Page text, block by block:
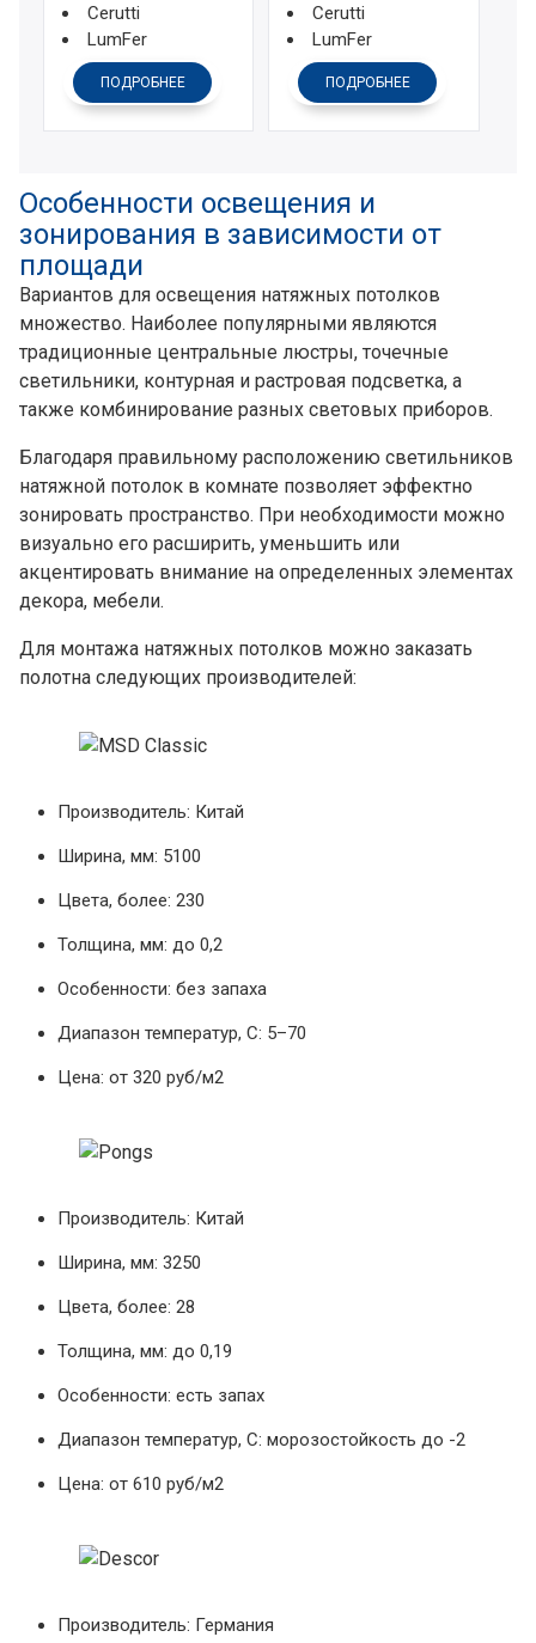
Cerutti
LumFer
ПОДРОБНЕЕ
Cerutti
LumFer
ПОДРОБНЕЕ
Особенности освещения и
зонирования в зависимости от
площади
Вариантов для освещения натяжных потолков
множество. Наиболее популярными являются
традиционные центральные люстры, точечные
светильники, контурная и растровая подсветка, а
также комбинирование разных световых приборов.
Благодаря правильному расположению светильников
натяжной потолок в комнате позволяет эффектно
зонировать пространство. При необходимости можно
визуально его расширить, уменьшить или
акцентировать внимание на определенных элементах
декора, мебели.
Для монтажа натяжных потолков можно заказать
полотна следующих производителей:
Производитель: Китай
Ширина, мм: 5100
Цвета, более: 230
Толщина, мм: до 0,2
Особенности: без запаха
Диапазон температур, С: 5–70
Цена: от 320 руб/м2
Производитель: Китай
Ширина, мм: 3250
Цвета, более: 28
Толщина, мм: до 0,19
Особенности: есть запах
Диапазон температур, С: морозостойкость до -2
Цена: от 610 руб/м2
Производитель: Германия